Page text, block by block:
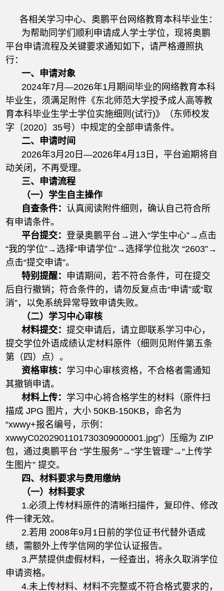
各相关学习中心、奥鹏平台网络教育本科毕业生：
为帮助同学们顺利申请成人学士学位，现将奥鹏
平台申请流程及关键要求通知如下，请严格遵照执
行：
一、申请对象
2024年7月—2026年1月期间毕业的网络教育本科
毕业生，须满足附件《东北师范大学授予成人高等教
育本科毕业生学士学位实施细则(试行)》（东师校发
字〔2020〕35号）中规定的全部申请条件。
二、申请时间
2026年3月20日—2026年4月13日，平台逾期将自
动关闭，不再受理。
三、申请流程
（一）学生自主操作
自查条件：认真阅读附件细则，确认自己符合所
有申请条件。
平台提交：登录奥鹏平台→进入“学生中心”→点击
“我的学位”→选择“申请学位”→选择学位批次 “2603”→
点击“提交申请”。
特别提醒： 申请期间，若不符合条件，可在提交
后自行撤销；符合条件的，请勿反复点击“申请”或“取
消”，以免系统异常导致申请失败。
（二）学习中心审核
材料提交：提交申请后，请立即联系学习中心，
提交学位外语成绩认定材料原件（细则见附件第五条
第（四）点）。
资格审核： 学习中心审核资格，不合格者需通知
其撤销申请。
材料上传： 学习中心将合格学生的材料（原件扫
描成 JPG 图片，大小 50KB-150KB，命名为
“xwwy+报名编号，示例：
xwwyC0202901101730309000001.jpg”）压缩为 ZIP
包，通过奥鹏平台 “学生服务”→“学生管理”→“上传学
生图片” 提交。
四、材料要求与费用缴纳
（一）材料要求
1.必须上传材料原件的清晰扫描件，复印件、修改
件一律无效。
2.若用 2008年9月1日前的学位证书代替外语成
绩，需额外上传学信网的学位认证报告。
3.严禁提供虚假材料，一经查出，将永久取消学位
申请资格。
4.未上传材料、材料不完整或不符合格式要求的，